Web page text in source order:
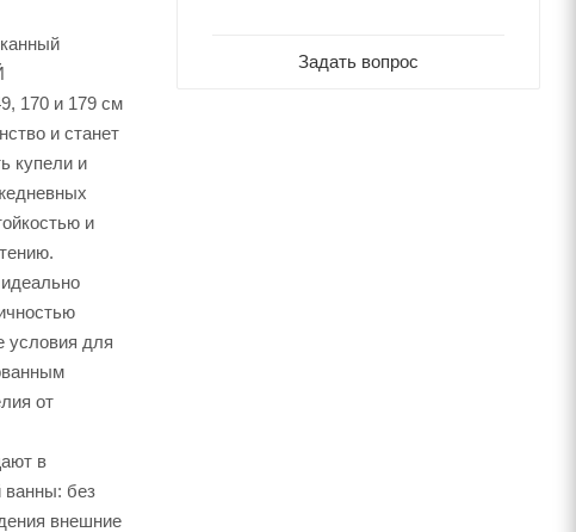
170 и 179 см
и станет
купели и
и
условия для
от
в
ванны: без
внешние
Задать вопрос